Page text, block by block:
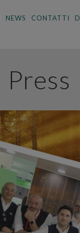
NEWS CONTATTI
Press